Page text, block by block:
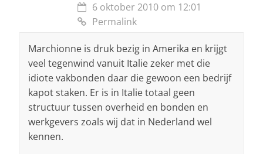
6 oktober 2010 om 12:01
Permalink
Marchionne is druk bezig in Amerika en krijgt
veel tegenwind vanuit Italie zeker met die
idiote vakbonden daar die gewoon een bedrijf
kapot staken. Er is in Italie totaal geen
structuur tussen overheid en bonden en
werkgevers zoals wij dat in Nederland wel
kennen.